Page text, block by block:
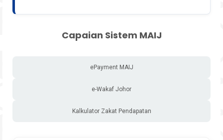
Capaian Sistem MAIJ
ePayment MAIJ
e-Wakaf Johor
Kalkulator Zakat Pendapatan